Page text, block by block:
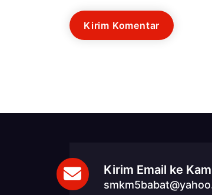
Kirim Email ke